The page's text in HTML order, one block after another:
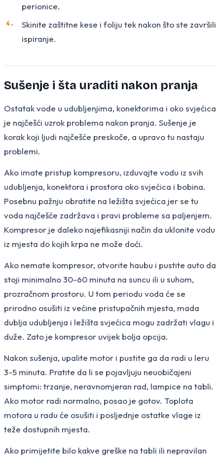
perionice.
Skinite zaštitne kese i foliju tek nakon što ste završili
ispiranje.
Sušenje i šta uraditi nakon pranja
Ostatak vode u udubljenjima, konektorima i oko svjećica
je najčešći uzrok problema nakon pranja. Sušenje je
korak koji ljudi najčešće preskoče, a upravo tu nastaju
problemi.
Ako imate pristup kompresoru, izduvajte vodu iz svih
udubljenja, konektora i prostora oko svjećica i bobina.
Posebnu pažnju obratite na ležišta svjećica jer se tu
voda najčešće zadržava i pravi probleme sa paljenjem.
Kompresor je daleko najefikasniji način da uklonite vodu
iz mjesta do kojih krpa ne može doći.
Ako nemate kompresor, otvorite haubu i pustite auto da
stoji minimalno 30-60 minuta na suncu ili u suhom,
prozračnom prostoru. U tom periodu voda će se
prirodno osušiti iz većine pristupačnih mjesta, mada
dublja udubljenja i ležišta svjećica mogu zadržati vlagu i
duže. Zato je kompresor uvijek bolja opcija.
Nakon sušenja, upalite motor i pustite ga da radi u leru
3-5 minuta. Pratite da li se pojavljuju neuobičajeni
simptomi: trzanje, neravnomjeran rad, lampice na tabli.
Ako motor radi normalno, posao je gotov. Toplota
motora u radu će osušiti i posljednje ostatke vlage iz
teže dostupnih mjesta.
Ako primijetite bilo kakve greške na tabli ili nepravilan